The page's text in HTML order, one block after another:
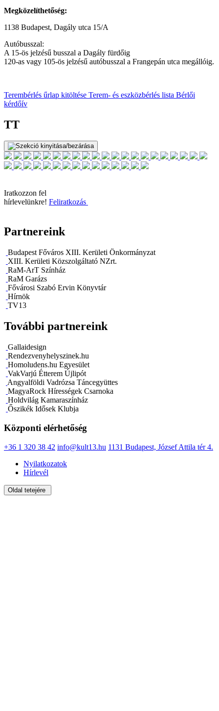
Megközelíthetőség:
1138 Budapest, Dagály utca 15/A
Autóbusszal:
A 15-ös jelzésű busszal a Dagály fürdőig
120-as vagy 105-ös jelzésű autóbusszal a Frangepán utca megállóig.
Terembérlés űrlap kitöltése Terem- és eszközbérlés lista Bérlői
kérdőív
TT
Iratkozzon fel
hírlevelünkre! Feliratkozás
Partnereink
Budapest Főváros XIII. Kerületi Önkormányzat
XIII. Kerületi Közszolgáltató NZrt.
RaM-ArT Színház
RaM Garázs
Fővárosi Szabó Ervin Könyvtár
Hírnök
TV13
További partnereink
Gallaidesign
Rendezvenyhelyszinek.hu
Homoludens.hu Egyesület
VakVarjú Étterem Újlipót
Angyalföldi Vadrózsa Táncegyüttes
MagyaRock Hírességek Csarnoka
Holdvilág Kamaraszínház
Őszikék Idősek Klubja
Központi elérhetőség
+36 1 320 38 42 info@kult13.hu 1131 Budapest, József Attila tér 4.
Nyilatkozatok
Hírlevél
Oldal tetejére